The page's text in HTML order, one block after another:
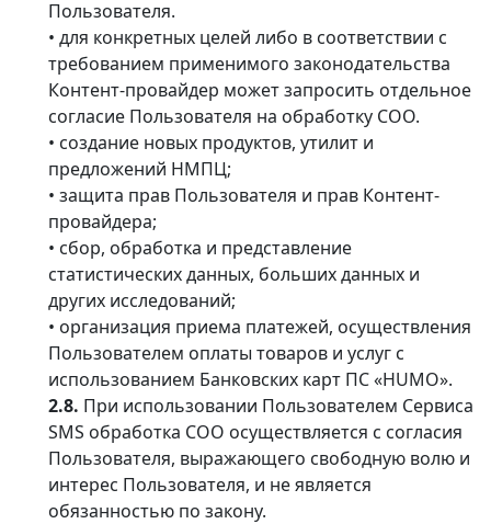
Пользователя.
• для конкретных целей либо в соответствии с
требованием применимого законодательства
Контент-провайдер может запросить отдельное
согласие Пользователя на обработку СОО.
• создание новых продуктов, утилит и
предложений НМПЦ;
• защита прав Пользователя и прав Контент-
провайдера;
• сбор, обработка и представление
статистических данных, больших данных и
других исследований;
• организация приема платежей, осуществления
Пользователем оплаты товаров и услуг с
использованием Банковских карт ПС «HUMO».
2.8. При использовании Пользователем Сервиса
SMS обработка СОО осуществляется c согласия
Пользователя, выражающего свободную волю и
интерес Пользователя, и не является
обязанностью по закону.